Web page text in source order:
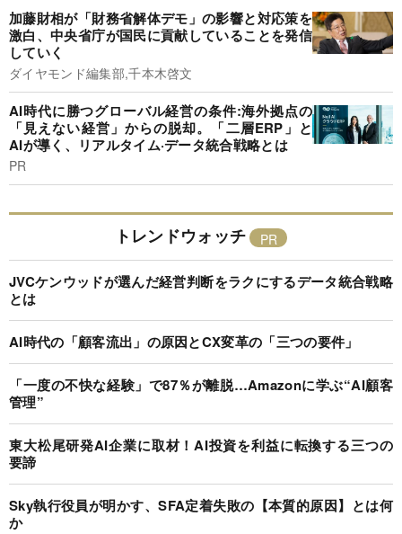
加藤財相が「財務省解体デモ」の影響と対応策を
激白、中央省庁が国民に貢献していることを発信
していく
ダイヤモンド編集部,千本木啓文
AI時代に勝つグローバル経営の条件:海外拠点の
「見えない経営」からの脱却。「二層ERP」と
AIが導く、リアルタイム·データ統合戦略とは
PR
トレンドウォッチ
JVCケンウッドが選んだ経営判断をラクにするデータ統合戦略
とは
AI時代の「顧客流出」の原因とCX変革の「三つの要件」
「一度の不快な経験」で87％が離脱…Amazonに学ぶ“AI顧客
管理”
東大松尾研発AI企業に取材！AI投資を利益に転換する三つの
要諦
Sky執行役員が明かす、SFA定着失敗の【本質的原因】とは何
か